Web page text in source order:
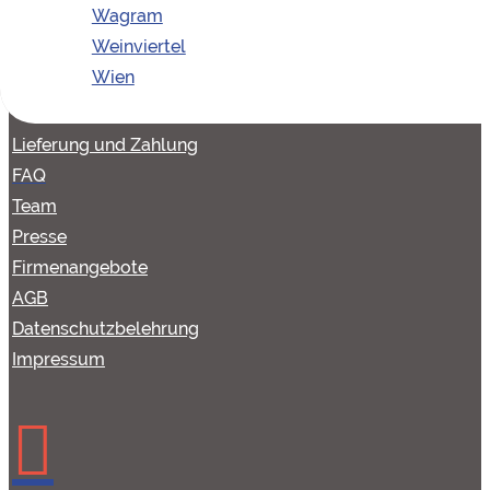
SONSTIGES
Lieferung und Zahlung
FAQ
Team
Presse
Firmenangebote
AGB
Datenschutzbelehrung
Impressum
Wagram
Weinviertel
Wien